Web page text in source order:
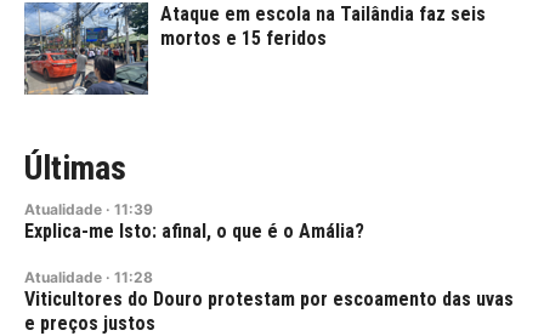
Ataque em escola na Tailândia faz seis
mortos e 15 feridos
Últimas
Atualidade · 11:39
Explica-me Isto: afinal, o que é o Amália?
Atualidade · 11:28
Viticultores do Douro protestam por escoamento das uvas
e preços justos